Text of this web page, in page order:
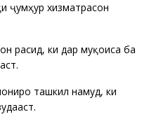
хизматрасонӣ
расид, ки дар муқоиса ба
ташкил намуд, ки